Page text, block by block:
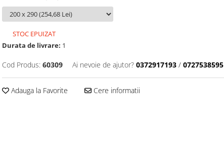
STOC EPUIZAT
Durata de livrare: 1
Cod Produs: 60309 Ai nevoie de ajutor? 0372917193 / 0727538595
Adauga la Favorite Cere informatii